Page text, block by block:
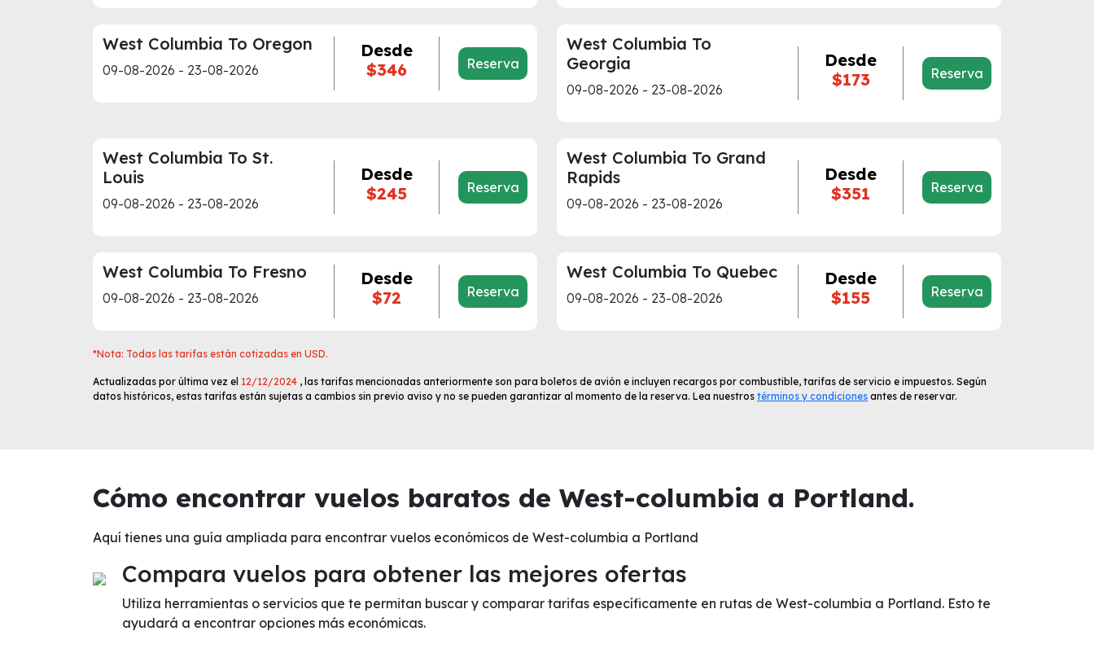
West Columbia To Oregon
09-08-2026 - 23-08-2026
Desde
$346
Reserva
West Columbia To
Georgia
09-08-2026 - 23-08-2026
Desde
$173
Reserva
West Columbia To St.
Louis
09-08-2026 - 23-08-2026
Desde
$245
Reserva
West Columbia To Grand
Rapids
09-08-2026 - 23-08-2026
Desde
$351
Reserva
West Columbia To Fresno
09-08-2026 - 23-08-2026
Desde
$72
Reserva
West Columbia To Quebec
09-08-2026 - 23-08-2026
Desde
$155
Reserva
*Nota: Todas las tarifas están cotizadas en USD.
Actualizadas por última vez el 12/12/2024 , las tarifas mencionadas anteriormente son para boletos de avión e incluyen recargos por combustible, tarifas de servicio e impuestos. Según
datos históricos, estas tarifas están sujetas a cambios sin previo aviso y no se pueden garantizar al momento de la reserva. Lea nuestros términos y condiciones antes de reservar.
Cómo encontrar vuelos baratos de West-columbia a Portland.
Aquí tienes una guía ampliada para encontrar vuelos económicos de West-columbia a Portland
Compara vuelos para obtener las mejores ofertas
Utiliza herramientas o servicios que te permitan buscar y comparar tarifas específicamente en rutas de West-columbia a Portland. Esto te
ayudará a encontrar opciones más económicas.